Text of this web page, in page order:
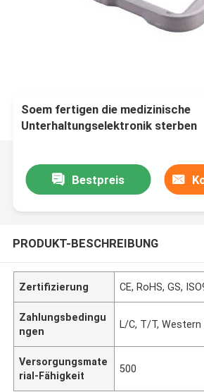
Soem fertigen die medizinische
Unterhaltungselektronik sterben
Bestpreis
PRODUKT-BESCHREIBUNG
Zertifizierung CE, RoHS, GS,
Zahlungsbedingu
ngen
L/C, T/T, Western
Versorgungsmate
rial-Fähigkeit
500